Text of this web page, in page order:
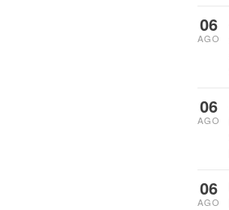
06
AGO
06
AGO
06
AGO